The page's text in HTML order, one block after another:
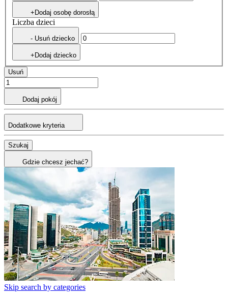
+Dodaj osobę dorosłą
Liczba dzieci
- Usuń dziecko
+Dodaj dziecko
Usuń
Dodaj pokój
Dodatkowe kryteria
Szukaj
Gdzie chcesz jechać?
Skip search by categories